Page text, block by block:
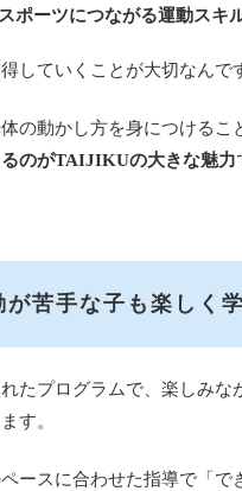
ポーツにつながる運動スキ
していくことが大切なんで
の動かし方を身につけるこ
のがTAIJIKUの大きな魅力
が苦手な子も楽しく
たプログラムで、楽しみな
す。
ースに合わせた指導で「で